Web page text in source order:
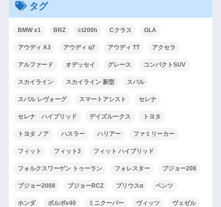
タグ
BMW x1 BRZ ct200h Cクラス GLA
アウディ A3 アウディ q7 アウディ TT アクセラ
アルファード オデッセイ グレース コンパクトSUV
スカイライン スカイライン 新型 スバル
スバル レヴォーグ スマートアシスト セレナ
セレナ ハイブリッド デイズルークス トヨタ
トヨタ ノア ハスラー ハリアー ファミリーカー
フィット フィット3 フィット ハイブリッド
フォルクスワーゲン トゥーラン フォレスター プジョー208
プジョー2008 プジョーRCZ プリウスα ベンツ
ホンダ ボルボv40 ミニクーパー ヴィッツ ヴェゼル